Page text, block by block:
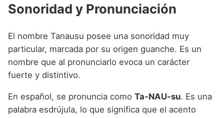
Sonoridad y Pronunciación
El nombre Tanausu posee una sonoridad muy
particular, marcada por su origen guanche. Es un
nombre que al pronunciarlo evoca un carácter
fuerte y distintivo.
En español, se pronuncia como Ta-NAU-su. Es una
palabra esdrújula, lo que significa que el acento